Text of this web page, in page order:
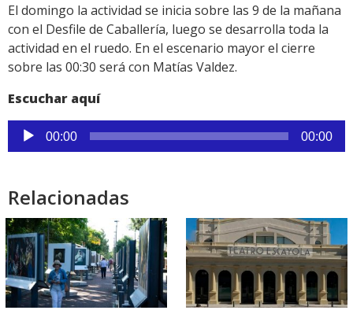
El domingo la actividad se inicia sobre las 9 de la mañana
con el Desfile de Caballería, luego se desarrolla toda la
actividad en el ruedo. En el escenario mayor el cierre
sobre las 00:30 será con Matías Valdez.
Escuchar aquí
Reproductor
de
00:00 00:00
Relacionadas